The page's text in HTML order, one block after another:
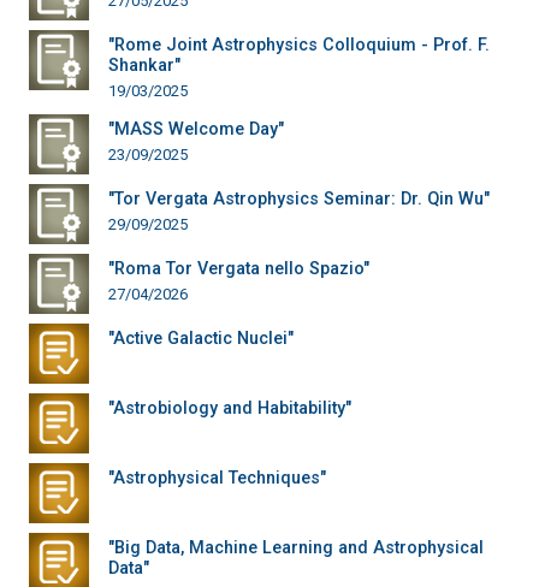
"Rome Joint Astrophysics Colloquium - Prof. F.
Shankar"
19/03/2025
"MASS Welcome Day"
23/09/2025
"Tor Vergata Astrophysics Seminar: Dr. Qin Wu"
29/09/2025
"Roma Tor Vergata nello Spazio"
27/04/2026
"Active Galactic Nuclei"
"Astrobiology and Habitability"
"Astrophysical Techniques"
"Big Data, Machine Learning and Astrophysical
Data"